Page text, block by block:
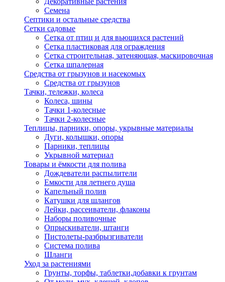
Семена
Септики и остальные средства
Сетки садовые
Сетка от птиц и для вьющихся растений
Сетка пластиковая для ограждения
Сетка строительная, затеняющая, маскировочная
Сетка шпалерная
Средства от грызунов и насекомых
Средства от грызунов
Тачки, тележки, колеса
Колеса, шины
Тачки 1-колесные
Тачки 2-колесные
Теплицы, парники, опоры, укрывные материалы
Дуги, колышки, опоры
Парники, теплицы
Укрывной материал
Товары и ёмкости для полива
Дождеватели распылители
Емкости для летнего душа
Капельный полив
Катушки для шлангов
Лейки, рассеиватели, флаконы
Наборы поливочные
Опрыскиватели, штанги
Пистолеты-разбрызгиватели
Система полива
Шланги
Уход за растениями
Грунты, торфы, таблетки,добавки к грунтам